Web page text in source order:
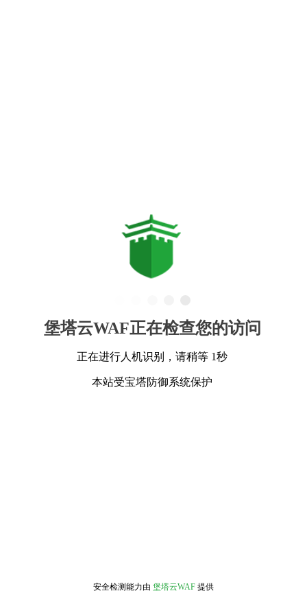
堡塔云WAF正在检查您的访问
正在进行人机识别，请稍等 1秒
本站受宝塔防御系统保护
安全检测能力由 堡塔云WAF 提供